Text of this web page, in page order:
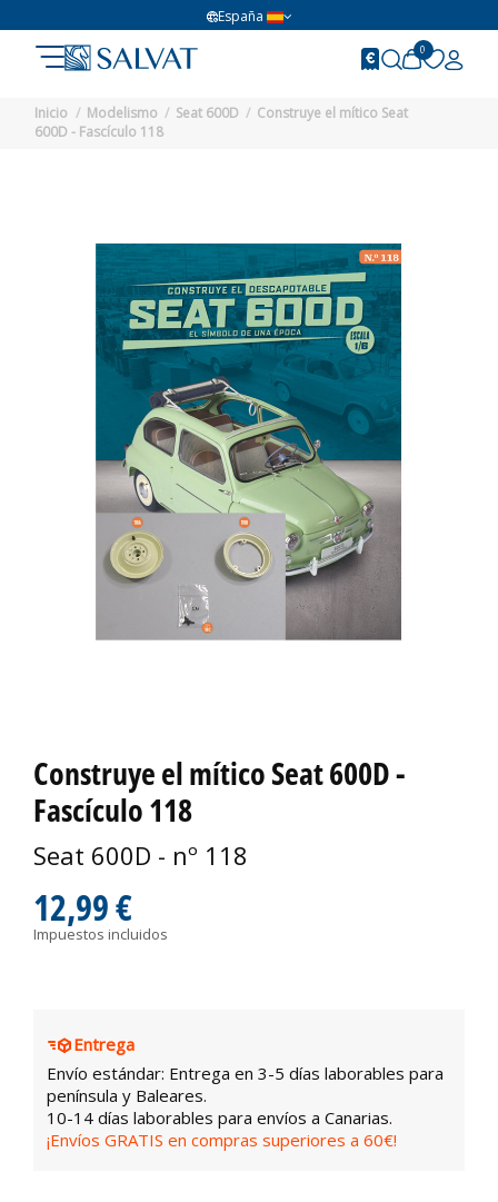
España
0
Inicio Modelismo Seat 600D
Construye el mítico Seat
600D - Fascículo 118
Construye el mítico Seat 600D -
Fascículo 118
Seat 600D - nº 118
12,99 €
Impuestos incluidos
Entrega
Envío estándar: Entrega en 3-5 días laborables para
península y Baleares.
10-14 días laborables para envíos a Canarias.
¡Envíos GRATIS en compras superiores a 60€!